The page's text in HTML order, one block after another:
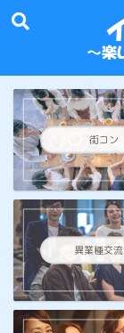
街コン
異業種交